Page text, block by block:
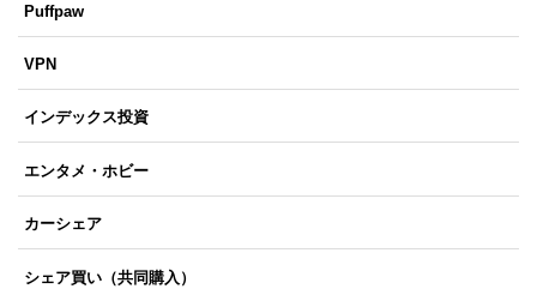
Puffpaw
VPN
インデックス投資
エンタメ・ホビー
カーシェア
シェア買い（共同購入）